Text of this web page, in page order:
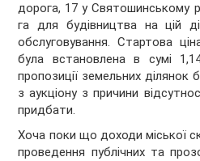
дорога, 17 у Святошинському
га для будівництва на цій
обслуговування. Стартова
була встановлена в сумі
пропозиції земельних ділянок
з аукціону з причини
придбати.
Хоча поки що доходи міської
проведення публічних та